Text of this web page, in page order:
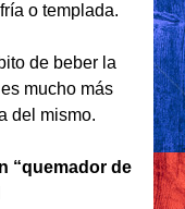
o templada.
de beber la
mucho más
del mismo.
“quemador de